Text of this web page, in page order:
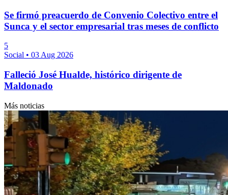
Se firmó preacuerdo de Convenio Colectivo entre el
Sunca y el sector empresarial tras meses de conflicto
5
Social • 03 Aug 2026
Falleció José Hualde, histórico dirigente de
Maldonado
Más noticias